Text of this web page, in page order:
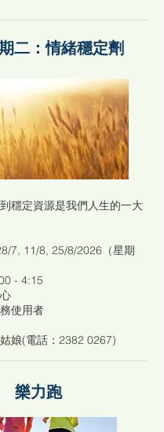
二：情緒穩定劑
穩定資源是我們人生的一大
7, 11/8, 25/8/2026（星期
- 4:15
使用者
娘(電話：2382 0267)
樂力跑